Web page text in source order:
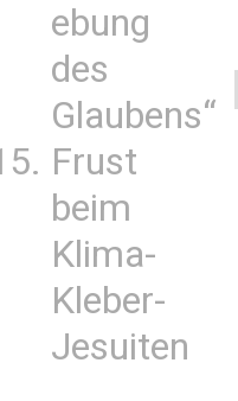
ebung
des
Glaubens“
Frust
beim
Klima-
Kleber-
Jesuiten